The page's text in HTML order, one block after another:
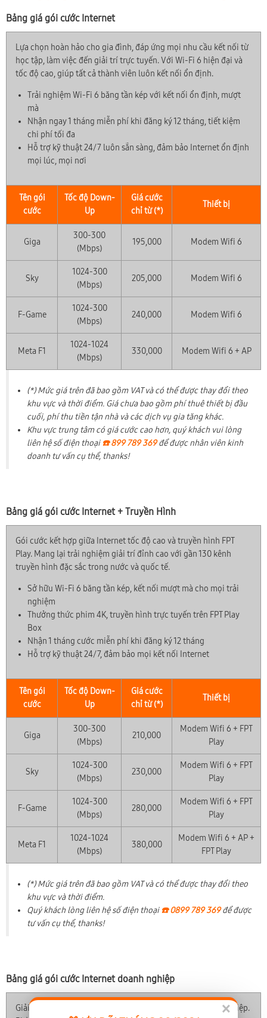
Bảng giá gói cước Internet
Lựa chọn hoàn hảo cho gia đình, đáp ứng mọi nhu cầu kết nối từ
học tập, làm việc đến giải trí trực tuyến. Với Wi-Fi 6 hiện đại và
tốc độ cao, giúp tất cả thành viên luôn kết nối ổn định.
Trải nghiệm Wi-Fi 6 băng tần kép với kết nối ổn định, mượt
mà
Nhận ngay 1 tháng miễn phí khi đăng ký 12 tháng, tiết kiệm
chi phí tối đa
Hỗ trợ kỹ thuật 24/7 luôn sẵn sàng, đảm bảo Internet ổn định
mọi lúc, mọi nơi
Tên gói
cước
Tốc độ Down-
Up
Giá cước
chỉ từ (*)
Thiết bị
Giga
300-300
(Mbps)
195,000 Modem Wifi 6
Sky
1024-300
(Mbps)
205,000 Modem Wifi 6
F-Game
1024-300
(Mbps)
240,000 Modem Wifi 6
Meta F1
1024-1024
(Mbps)
330,000 Modem Wifi 6 + AP
(*) Mức giá trên đã bao gồm VAT và có thể được thay đổi theo
khu vực và thời điểm. Giá chưa bao gồm phí thuê thiết bị đầu
cuối, phí thu tiền tận nhà và các dịch vụ gia tăng khác.
Khu vực trung tâm có giá cước cao hơn, quý khách vui lòng
liên hệ số điện thoại☎️ 899 789 369để được nhân viên kinh
doanh tư vấn cụ thể, thanks!
Bảng giá gói cước Internet + Truyền Hình
Gói cước kết hợp giữa Internet tốc độ cao và truyền hình FPT
Play. Mang lại trải nghiệm giải trí đỉnh cao với gần 130 kênh
truyền hình đặc sắc trong nước và quốc tế.
Sở hữu Wi-Fi 6 băng tần kép, kết nối mượt mà cho mọi trải
nghiệm
Thưởng thức phim 4K, truyền hình trực tuyến trên FPT Play
Box
Nhận 1 tháng cước miễn phí khi đăng ký 12 tháng
Hỗ trợ kỹ thuật 24/7, đảm bảo mọi kết nối Internet
Tên gói
cước
Tốc độ Down-
Up
Giá cước
chỉ từ (*)
Thiết bị
Giga
300-300
(Mbps)
210,000
Modem Wifi 6 + FPT
Play
Sky
1024-300
(Mbps)
230,000
Modem Wifi 6 + FPT
Play
F-Game
1024-300
(Mbps)
280,000
Modem Wifi 6 + FPT
Play
Meta F1
1024-1024
(Mbps)
380,000
Modem Wifi 6 + AP +
FPT Play
(*) Mức giá trên đã bao gồm VAT và có thể được thay đổi theo
khu vực và thời điểm.
Quý khách lòng liên hệ số điện thoại☎️ 0899 789 369để được
tư vấn cụ thể, thanks!
Bảng giá gói cước Internet doanh nghiệp
Giải pháp internet tốc độ cao, ổn định, dành riêng doanh nghiệp.
×